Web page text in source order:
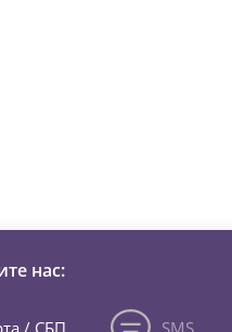
нас:
/ СБП SMS